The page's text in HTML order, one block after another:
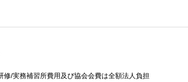
/実務補習所費用及び協会会費は全額法人負担